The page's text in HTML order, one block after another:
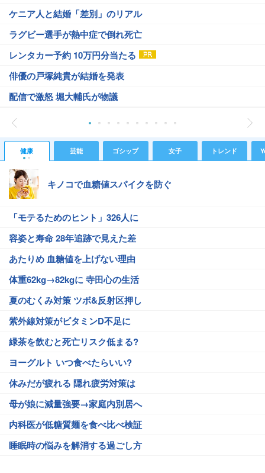
ケニア人と結婚「差別」のリアル
ラグビー選手が熱中症で倒れ死亡
レンタカー予約 10万円分当たる
俳優の戸塚純貴が結婚を発表
配信で激怒 堀大輔氏が物議
健康 芸能 ゴシップ 女子 トレンド
キノコで血糖値スパイクを防ぐ
「モテるためのヒント」326人に
容姿と寿命 28年追跡で見えた差
あたりめ 血糖値を上げない理由
体重62kg→82kgに 寺田心の生活
夏のむくみ対策 ツボ&反射区押し
紫外線対策がビタミンD不足に
緑茶を飲むと死亡リスク低まる?
ヨーグルト いつ食べたらいい?
休みだが疲れる 隠れ疲労対策は
母が娘に減量強要→家庭内別居へ
内科医が低糖質麺を食べ比べ検証
睡眠時の悩みを解消する過ごし方